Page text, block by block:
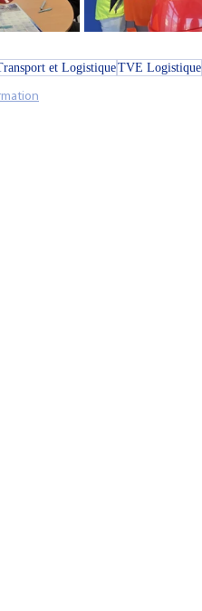
et LogistiqueTVE Logistique